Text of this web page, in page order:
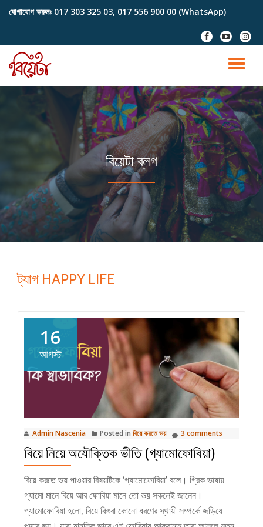
content
যোগাযোগ করুনঃ 017 303 325 03, 017 556 900 00 (WhatsApp)
fa-
facebook
fa-
youtube-
play
fa-
বিয়েটা ব্লগ
ট্যাগ HAPPY LIFE
16
আগস্ট
Admin Nascenia Posted in বিয়ে করতে ভয় 3 comments
বিয়ে নিয়ে অযৌক্তিক ভীতি (গ্যামোফোবিয়া)
বিয়ে করতে ভয় পাওয়ার বিষয়টিকে ‘গ্যামোফোবিয়া’ বলে। গ্রিক ভাষায়
গ্যামো মানে বিয়ে আর ফোবিয়া মানে তো ভয় সকলেই জানেন।
গ্যামোফোবিয়া হলো, বিয়ে কিংবা কোনো ধরণের স্থায়ী সম্পর্কে জড়িয়ে